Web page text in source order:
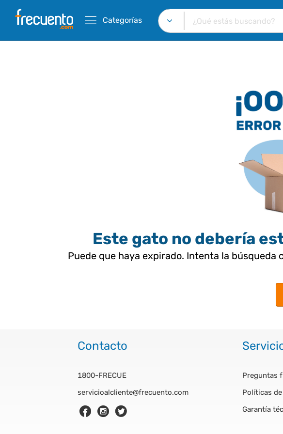
Categorías
Este gato no debería
Puede que haya expirado. Intenta la búsqueda
Contacto
1800-FRECUE
servicioalcliente@frecuento.com
Preguntas
Políticas
Garantía